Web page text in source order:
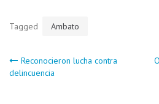
Tagged Ambato
Navegación
Reconocieron lucha contra
delincuencia